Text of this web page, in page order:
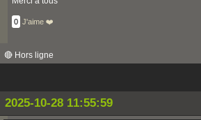
0 J'aime ❤️
🔴 Hors ligne
2025-10-28 11:55:59